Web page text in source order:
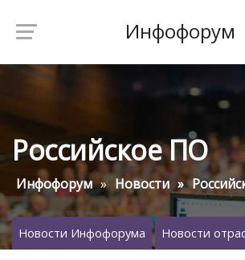
Инфофорум
Российское ПО
Инфофорум Новости
Новости Инфофорума Новости